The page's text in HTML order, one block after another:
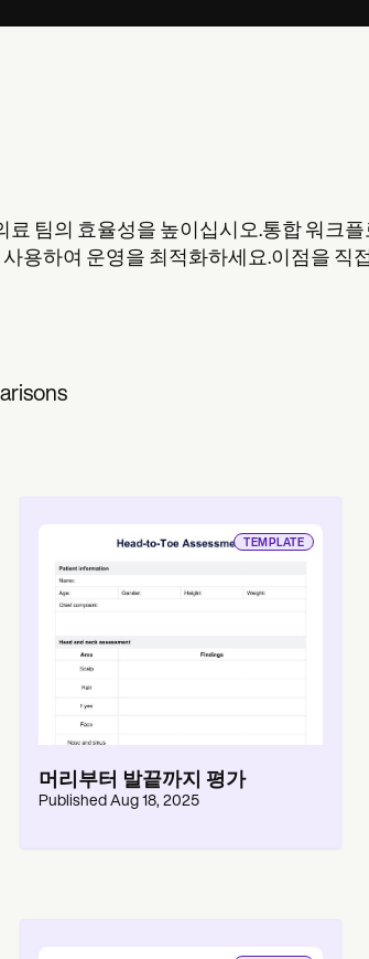
팀의 효율성을 높이십시오.통합 워크플
용하여 운영을 최적화하세요.이점을 직
TEMPLATE
머리부터 발끝까지 평가
Published Aug 18, 2025